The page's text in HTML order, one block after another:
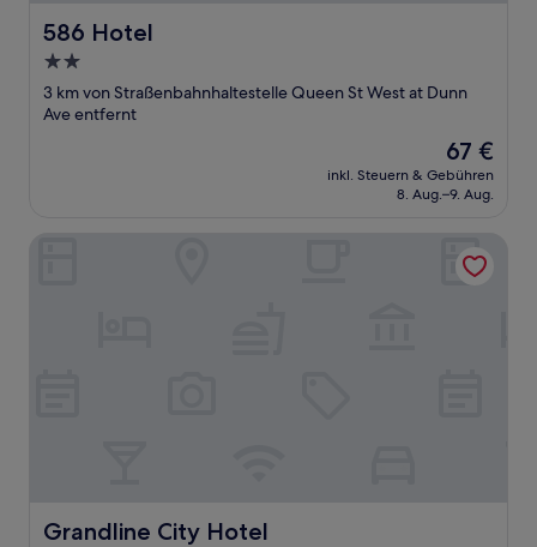
586 Hotel
586 Hotel
2.0-
Sterne-
Unterkunft
3 km von Straßenbahnhaltestelle Queen St West at Dunn
Ave entfernt
Der
Preis
beträgt
67 €
inkl. Steuern & Gebühren
8. Aug.–9. Aug.
Grandline City Hotel
Grandline City Hotel